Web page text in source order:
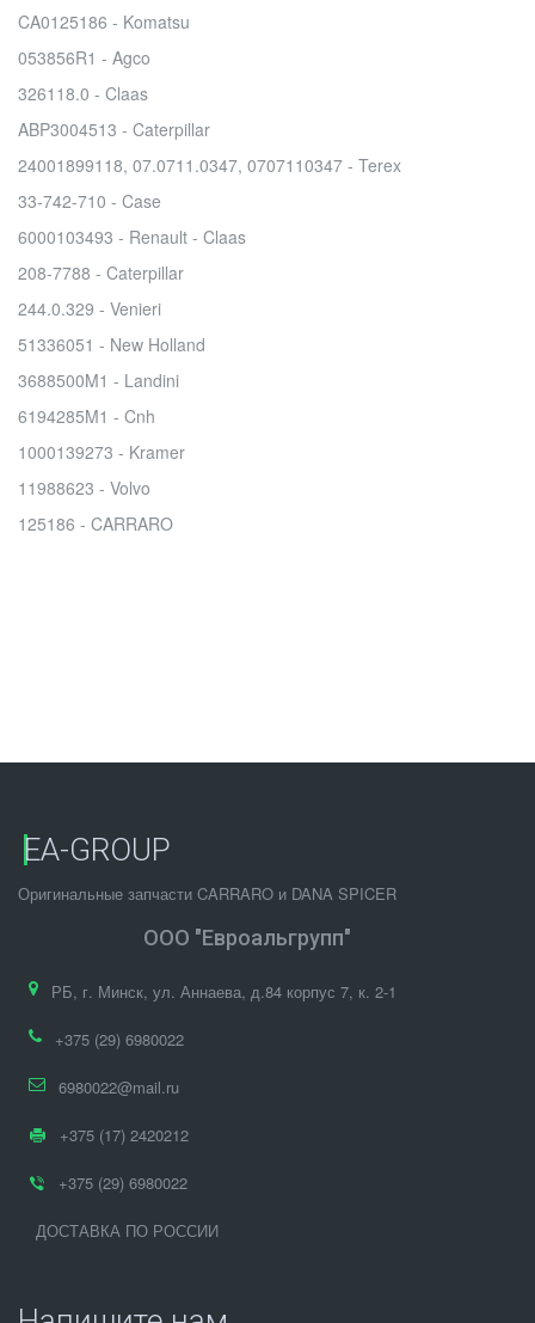
CA0125186 - Komatsu
053856R1 - Agco
326118.0 - Claas
ABP3004513 - Caterpillar
24001899118, 07.0711.0347, 0707110347 - Terex
33-742-710 - Case
6000103493 - Renault - Claas
208-7788 - Caterpillar
244.0.329 - Venieri
51336051 - New Holland
3688500M1 - Landini
6194285M1 - Cnh
1000139273 - Kramer
11988623 - Volvo
125186 - CARRARO
EA-GROUP
Оригинальные запчасти CARRARO и DANA SPICER
ООО "Евроальгрупп"
РБ, г. Минск, ул. Аннаева, д.84 корпус 7, к. 2-1
+375 (29) 6980022
6980022@mail.ru
+375 (17) 2420212
+375 (29) 6980022
ДОСТАВКА ПО РОССИИ